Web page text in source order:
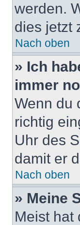
werden.
dies jetzt
Nach oben
» Ich
immer
Wenn du
richtig
Uhr des
damit er
Nach oben
» Meine
Meist hat